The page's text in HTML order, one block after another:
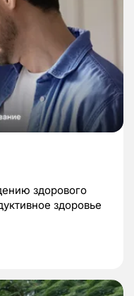
здорового
здоровье